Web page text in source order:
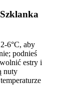
6°C, aby
podnieś
estry i
nuty